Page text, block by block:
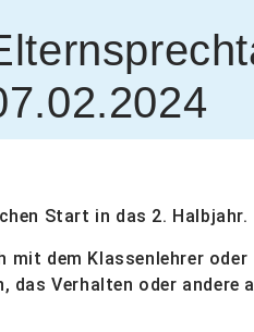
Start in das 2. Halbjahr.
dem Klassenlehrer oder
das Verhalten oder andere